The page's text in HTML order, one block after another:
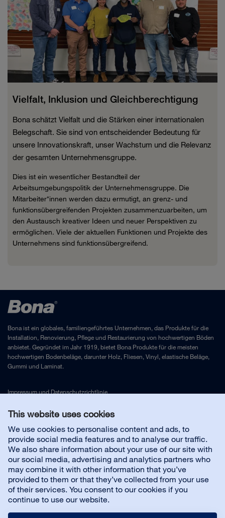
This website uses cookies
We use cookies to personalise content and ads, to
provide social media features and to analyse our traffic.
We also share information about your use of our site with
our social media, advertising and analytics partners who
may combine it with other information that you’ve
provided to them or that they’ve collected from your use
of their services. You consent to our cookies if you
continue to use our website.
Vielfalt, Inklusion und Gleichberechtigung
Bona schätzt Vielfalt und die Stärken einer internationalen
Belegschaft. Sie sind von entscheidender Bedeutung für
unsere Innovationskraft, unser Wachstum und die Relevanz
der gesamten Unternehmensgruppe.
Dies ist ein wesentlicher Bestandteil der
Arbeitsumgebungspolitik der Unternehmensgruppe. Die
Mitarbeiter*innen werden dazu ermutigt, an grenz- und
funktionsübergreifenden Projekten zusammenzuarbeiten, um
den Austausch kreativer Ideen und neuer Perspektiven zu
ermöglichen. Viele der aktuellen Funktionen und Projekte des
Unternehmens sind funktionsübergreifend.
Bona ist ein globales, familiengeführtes Unternehmen, das Produkte für die
Installation, Renovierung, Pflege und Restaurierung von hochwertigen Böden
anbietet. Gegründet im Jahr 1919, bietet Bona Produkte für die meisten
hochwertigen Bodenbeläge, darunter Holz, Fliesen, Vinyl, elastische Beläge,
Gummi und Laminat.
Impressumund Datenschutzrichtlinie
Kontakt
Kundenservice
Über uns